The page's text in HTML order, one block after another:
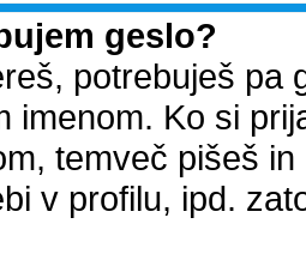
geslo?
potrebuješ pa
imenom. Ko si
temveč pišeš
v profilu, ipd.